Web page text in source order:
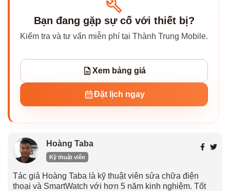
Bạn đang gặp sự cố với thiết bị?
Kiểm tra và tư vấn miễn phí tại Thành Trung Mobile.
Xem bảng giá
Đặt lịch ngay
Hoàng Taba
Kỹ thuật viên
Tác giả Hoàng Taba là kỹ thuật viên sửa chữa điện
thoại và SmartWatch với hơn 5 năm kinh nghiệm. Tốt